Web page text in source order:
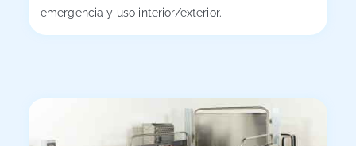
emergencia y uso interior/exterior.